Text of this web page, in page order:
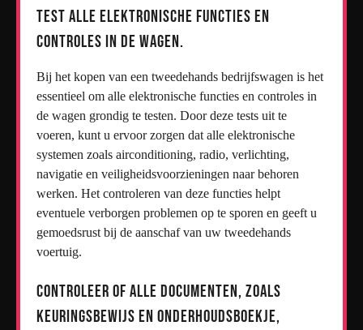
Test alle elektronische functies en
controles in de wagen.
Bij het kopen van een tweedehands bedrijfswagen is het
essentieel om alle elektronische functies en controles in
de wagen grondig te testen. Door deze tests uit te
voeren, kunt u ervoor zorgen dat alle elektronische
systemen zoals airconditioning, radio, verlichting,
navigatie en veiligheidsvoorzieningen naar behoren
werken. Het controleren van deze functies helpt
eventuele verborgen problemen op te sporen en geeft u
gemoedsrust bij de aanschaf van uw tweedehands
voertuig.
Controleer of alle documenten, zoals
keuringsbewijs en onderhoudsboekje,